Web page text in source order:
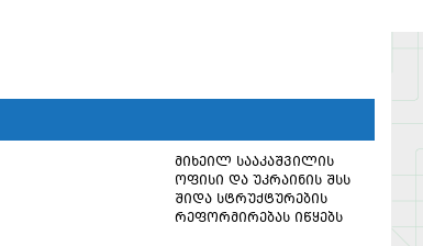
მიხეილ სააკაშვილის
ოფისი და უკრაინის შსს
შიდა სტრუქტურების
რეფორმირებას იწყებს